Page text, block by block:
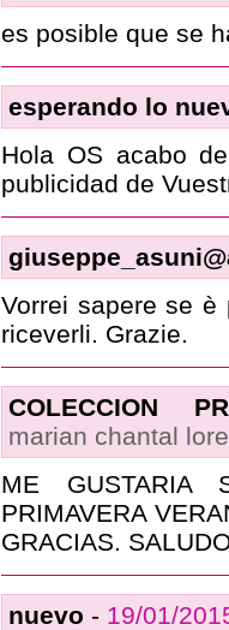
es posible que se
esperando lo
Hola OS acabo
publicidad de
Vorrei sapere se
riceverli. Grazie.
COLECCION
marian chantal
ME GUSTARIA
PRIMAVERA
GRACIAS.
nuevo - 19/01/